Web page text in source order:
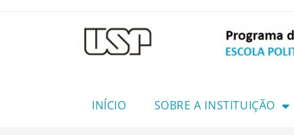
INÍCIO SOBRE A INSTITUIÇÃO